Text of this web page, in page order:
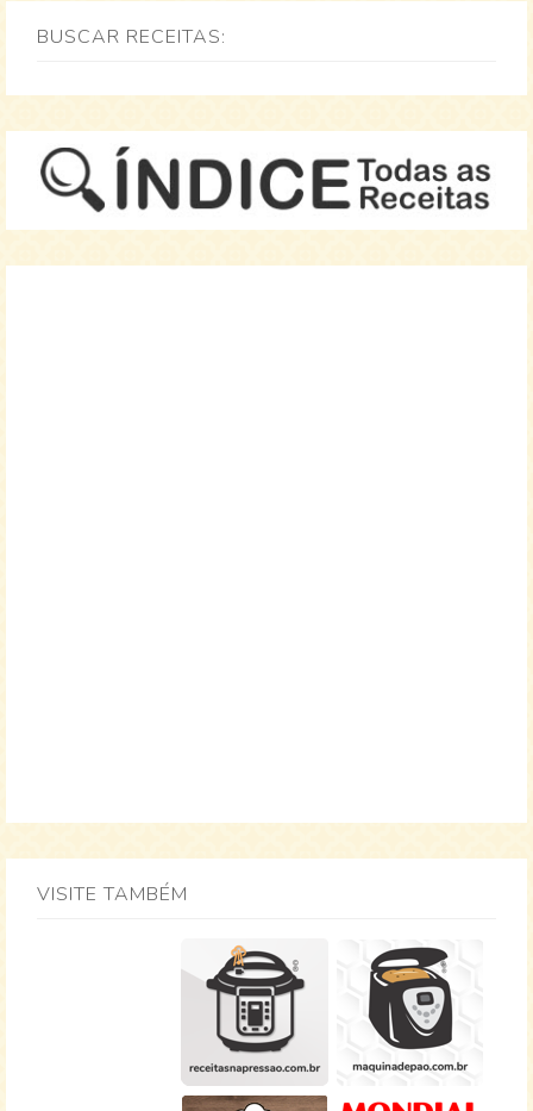
BUSCAR RECEITAS:
VISITE TAMBÉM